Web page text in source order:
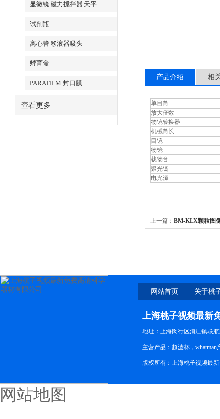
显微镜 磁力搅拌器 天平
试剂瓶
离心管 移液器吸头
孵育盒
PARAFILM 封口膜
查看更多
产品介绍 相
单目筒
放大倍数
物镜转换器
机械筒长
目镜
物镜
载物台
聚光镜
电光源
上一篇： BM-KLX颗粒图
网站首页 关于桃
新免
上海桃子视频最新
地址：上海闵行区浦江镇联航
主营产品：超滤杯，
版权所有：上海桃子视频最
网站地图